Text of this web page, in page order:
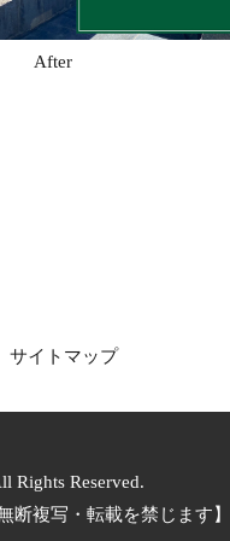
After
サイトマップ
Rights Reserved.
断複写・転載を禁じます】